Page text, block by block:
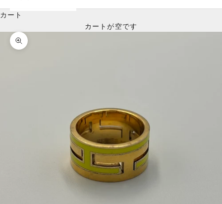
カート
カートが空です
ズームイン